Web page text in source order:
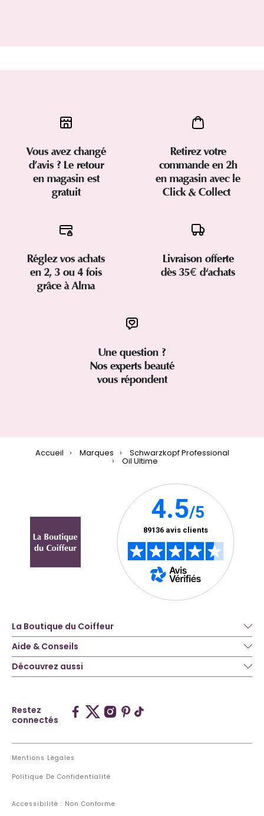
Vous avez changé
d’avis ? Le retour
en magasin est
gratuit
Retirez votre
commande en 2h
en magasin avec le
Click & Collect
Réglez vos achats
en 2, 3 ou 4 fois
grâce à Alma
Livraison offerte
dès 35€ d'achats
Une question ?
Nos experts beauté
vous répondent
Accueil Marques Schwarzkopf Professional
Oil Ultime
La Boutique du Coiffeur
Aide & Conseils
Découvrez aussi
Restez
connectés
Mentions Légales
Politique De Confidentialité
Accessibilité : Non Conforme